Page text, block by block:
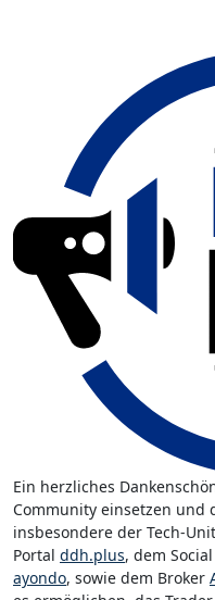
Ein herzliches
Community einsetzen und
insbesondere der Tech-
Portal ddh.plus, dem
ayondo, sowie dem Broker